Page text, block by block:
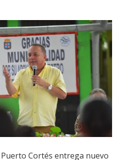
Cortés entrega nuevo